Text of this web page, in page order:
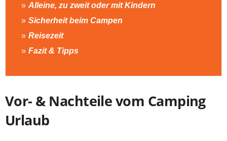
Alleine, zu zweit oder mit Kindern
Sicherheit beim Campen
Reisezeit
Fazit & Tipps
Vor- & Nachteile vom Camping
Urlaub